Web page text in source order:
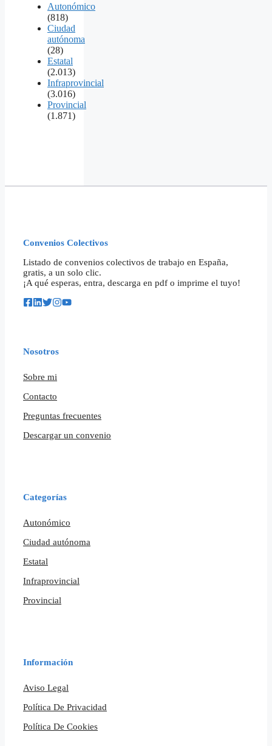
Autonómico
(818)
Ciudad
autónoma
(28)
Estatal
(2.013)
Infraprovincial
(3.016)
Provincial
(1.871)
Convenios Colectivos
Listado de convenios colectivos de trabajo en España,
gratis, a un solo clic.
¡A qué esperas, entra, descarga en pdf o imprime el tuyo!
Nosotros
Sobre mi
Contacto
Preguntas frecuentes
Descargar un convenio
Categorías
Autonómico
Ciudad autónoma
Estatal
Infraprovincial
Provincial
Información
Aviso Legal
Política De Privacidad
Política De Cookies